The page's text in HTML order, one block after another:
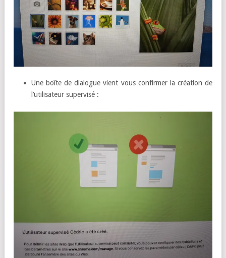
Une boîte de dialogue vient vous confirmer la création de
l’utilisateur supervisé :